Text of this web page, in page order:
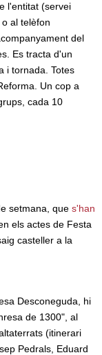
l'entitat (servei
al telèfon
del
Es tracta d'un
i tornada. Totes
Un cop a
cada 10
setmana, que s'han
els actes de Festa
casteller a la
Desconeguda, hi
de 1300", al
(itinerari
Pedrals, Eduard